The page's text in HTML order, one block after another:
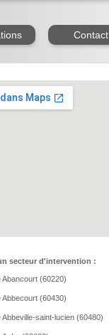
Contact
secteur d'intervention :
Abancourt (60220)
Abbecourt (60430)
Abbeville-saint-lucien (60480)